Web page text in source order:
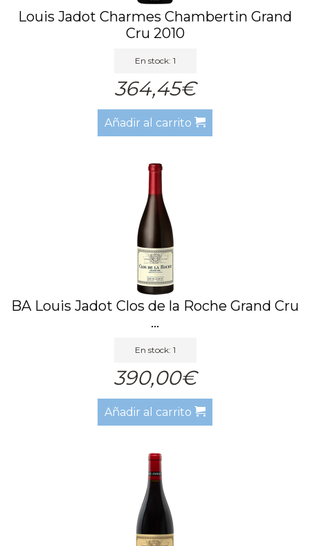
Louis Jadot Charmes Chambertin Grand
Cru 2010
En stock: 1
364,45€
Añadir al carrito
BA Louis Jadot Clos de la Roche Grand Cru
...
En stock: 1
390,00€
Añadir al carrito